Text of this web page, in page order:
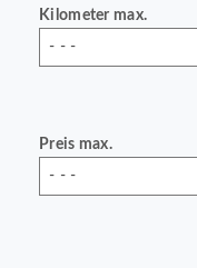
Kilometer max.
- - -
Preis max.
- - -